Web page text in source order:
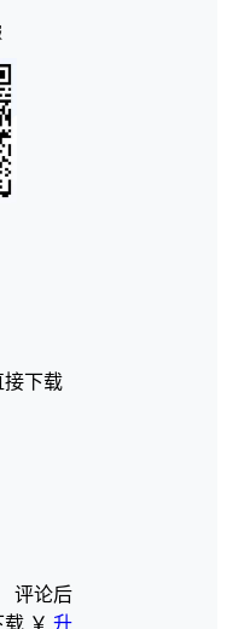
接下载
评论后
载 ￥ 升